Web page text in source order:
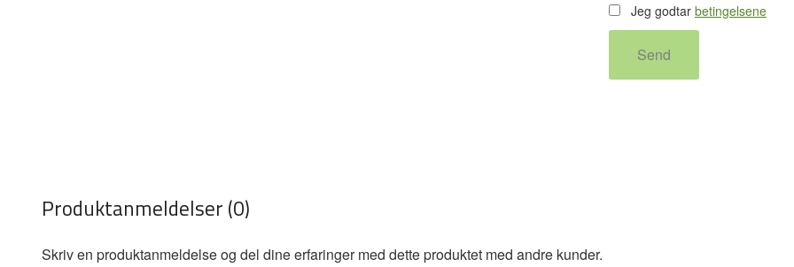
Jeg godtar betingelsene
Send
Produktanmeldelser (0)
Skriv en produktanmeldelse og del dine erfaringer med dette produktet med andre kunder.